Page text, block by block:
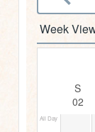
02
All Day
12am
1am
3am